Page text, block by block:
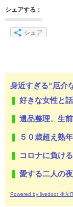
シェアする：
シェア
身近すぎる“厄介
好きな女性と話せな
遺品整理、生
５０歳超え熟
コロナに負け
愛する二人の
Powered by livedoor 相互